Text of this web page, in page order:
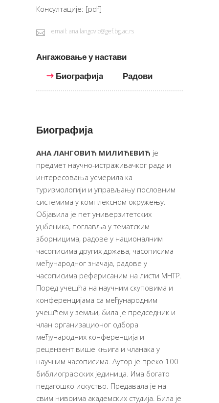
Консултације: [pdf]
email: ana.langovic@gef.bg.ac.rs
Ангажовање у настави
Биографија
Радови
Биографија
АНА ЛАНГОВИЋ МИЛИЋЕВИЋ је
предмет научно-истраживачког рада и
интересовања усмерила ка
туризмологији и управљању пословним
системима у комплексном окружењу.
Објавила је пет универзитетских
уџбеника, поглавља у тематским
зборницима, радове у националним
часописима других држава, часописима
међународног значаја, радове у
часописима реферисаним на листи МНТР.
Поред учешћа на научним скуповима и
конференцијама са међународним
учешћем у земљи, била је председник и
члан организационог одбора
међународних конференција и
рецензент више књига и чланака у
научним часописима. Аутор је преко 100
библиографских јединица. Има богато
педагошко искуство. Предавала је на
свим нивоима академских студија. Била је